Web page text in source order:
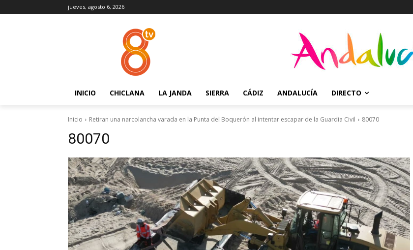
jueves, agosto 6, 2026
INICIO CHICLANA LA JANDA SIERRA CÁDIZ ANDALUCÍA DIRECTO
Inicio Retiran una narcolancha varada en la Punta del Boquerón al intentar escapar de la Guardia Civil 80070
80070